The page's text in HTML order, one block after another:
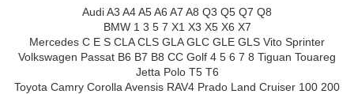
Audi A3 A4 A5 A6 A7 A8 Q3 Q5 Q7 Q8
BMW 1 3 5 7 X1 X3 X5 X6 X7
Mercedes C E S CLA CLS GLA GLC GLE GLS Vito Sprinter
Volkswagen Passat B6 B7 B8 CC Golf 4 5 6 7 8 Tiguan Touareg
Jetta Polo T5 T6
Toyota Camry Corolla Avensis RAV4 Prado Land Cruiser 100 200